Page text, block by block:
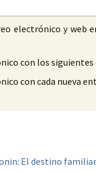
electrónico y web
con los
con cada nueva
El destino familiar